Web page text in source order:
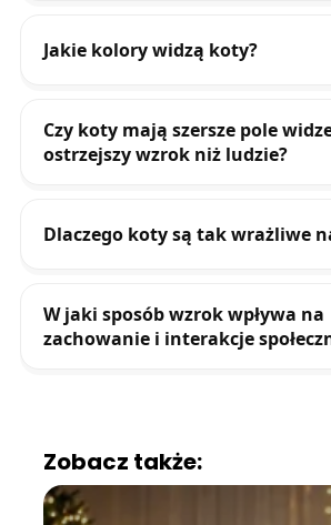
Jakie kolory widzą koty?
Czy koty mają szersze pole
ostrzejszy wzrok niż ludzie?
Dlaczego koty są tak wrażliwe
W jaki sposób wzrok wpływa na
zachowanie i interakcje
Zobacz także: